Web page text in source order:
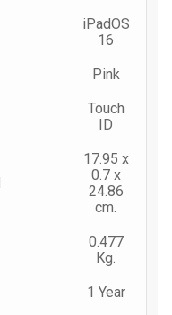
iPadOS
16
Pink
Touch
ID
17.95 x
0.7 x
24.86
cm.
0.477
Kg.
1 Year